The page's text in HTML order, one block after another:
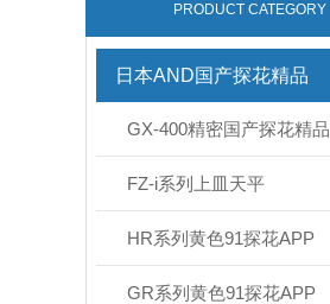
PRODUCT CATEGORY
日本AND国产探花精品
GX-400精密国产探花精品
FZ-i系列上皿天平
HR系列黄色91探花APP
GR系列黄色91探花APP